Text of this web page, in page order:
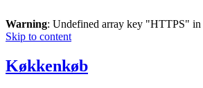
Warning: Undefined array key "HTTPS" in
Skip to content
Køkkenkøb